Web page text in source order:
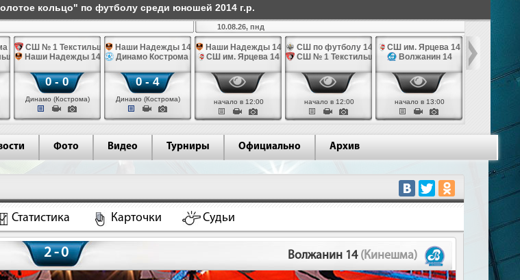
кольцо" по футболу среди юношей 2014 г.р.
14
14
СШ № 1 Текстильщик 14
Наши Надежды 14
0 - 0
Динамо (Кострома)
Наши Надежды 14
Динамо Кострома 14
0 - 4
Динамо (Кострома)
10.08.26, пнд
Наши Надежды 14
СШ им. Ярцева 14
начало в 12:00
СШ по футболу 14
СШ № 1 Текстильщик 14
начало в 12:00
СШ им. Ярцева 14
Волжанин 14
начало в 13:00
Фото Видео Турниры Официально Архив
Статистика Карточки Судьи
2 - 0 Волжанин 14 (Кинешма)